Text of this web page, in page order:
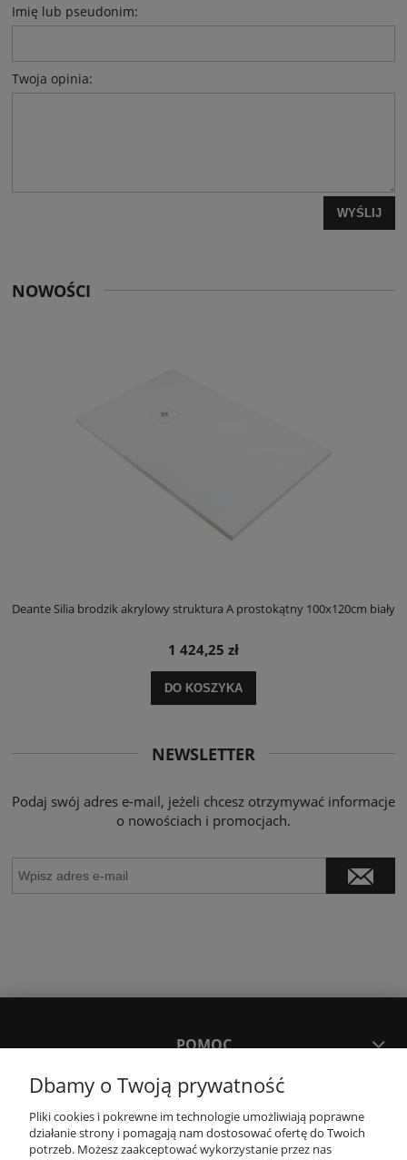
Imię lub pseudonim:
Twoja opinia:
WYŚLIJ
NOWOŚCI
Deante Silia brodzik akrylowy struktura A prostokątny 100x120cm biały
1 424,25 zł
DO KOSZYKA
NEWSLETTER
Podaj swój adres e-mail, jeżeli chcesz otrzymywać informacje
o nowościach i promocjach.
POMOC
MOJE KONTO
Dbamy o Twoją prywatność
Pliki cookies i pokrewne im technologie umożliwiają poprawne
działanie strony i pomagają nam dostosować ofertę do Twoich
potrzeb. Możesz zaakceptować wykorzystanie przez nas